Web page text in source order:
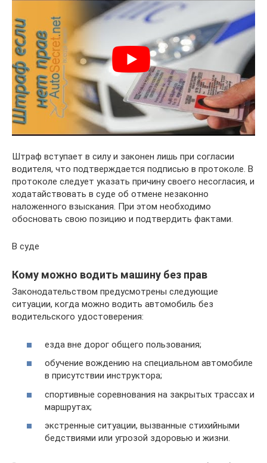
Штраф вступает в силу и законен лишь при согласии
водителя, что подтверждается подписью в протоколе. В
протоколе следует указать причину своего несогласия, и
ходатайствовать в суде об отмене незаконно
наложенного взыскания. При этом необходимо
обосновать свою позицию и подтвердить фактами.
В суде
Кому можно водить машину без прав
Законодательством предусмотрены следующие
ситуации, когда можно водить автомобиль без
водительского удостоверения:
езда вне дорог общего пользования;
обучение вождению на специальном автомобиле
в присутствии инструктора;
спортивные соревнования на закрытых трассах и
маршрутах;
экстренные ситуации, вызванные стихийными
бедствиями или угрозой здоровью и жизни.